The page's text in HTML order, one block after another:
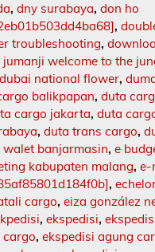
, dny surabaya, don ho
,
troubleshooting,
welcome to the
dubai national flower,
balikpapan, duta
cargo jakarta, duta
, duta trans cargo,
walet banjarmasin, e
kabupaten malang, e-
,
cargo, eiza gonzález
, ekspedisi,
cargo, ekspedisi agung